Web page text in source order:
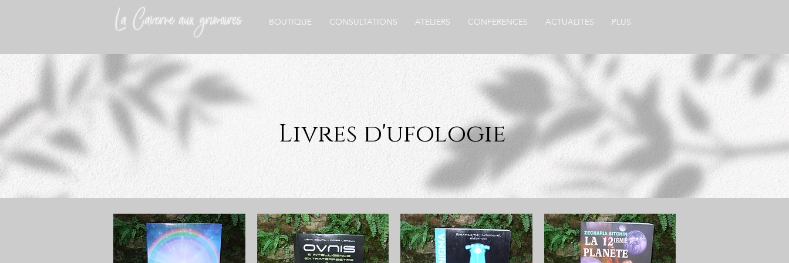
BOUTIQUE CONSULTATIONS ATELIERS CONFERENCES ACTUALITES PLUS
Livres d'ufologie